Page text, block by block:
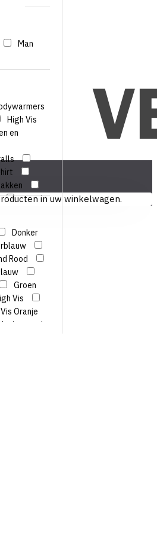
in uw winkelwagen.
Man
High Vis
en
Donker
Rood
Groen
Vis
Oranje